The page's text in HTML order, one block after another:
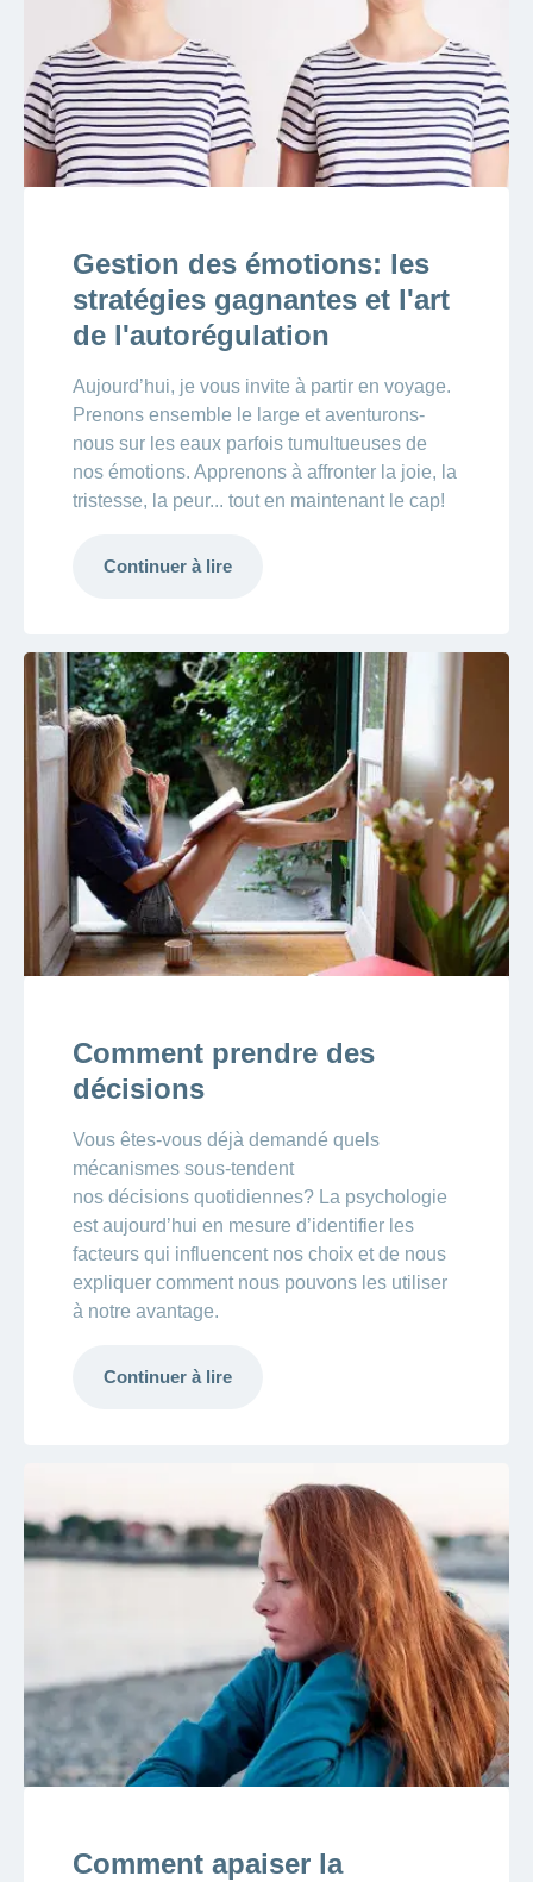
Gestion des émotions: les
stratégies gagnantes et l'art
de l'autorégulation
Aujourd’hui, je vous invite à partir en voyage.
Prenons ensemble le large et aventurons-
nous sur les eaux parfois tumultueuses de
nos émotions. Apprenons à affronter la joie, la
tristesse, la peur... tout en maintenant le cap!
Continuer à lire
Comment prendre des
décisions
Vous êtes-vous déjà demandé quels
mécanismes sous-tendent
nos décisions quotidiennes? La psychologie
est aujourd’hui en mesure d’identifier les
facteurs qui influencent nos choix et de nous
expliquer comment nous pouvons les utiliser
à notre avantage.
Continuer à lire
Comment apaiser la